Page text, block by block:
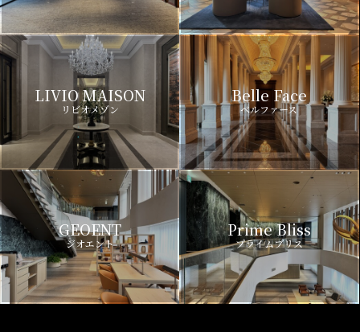
LIVIO MAISON
リビオメゾン
Belle Face
ベルファース
GEOENT
ジオエント
Prime Bliss
プライムブリス